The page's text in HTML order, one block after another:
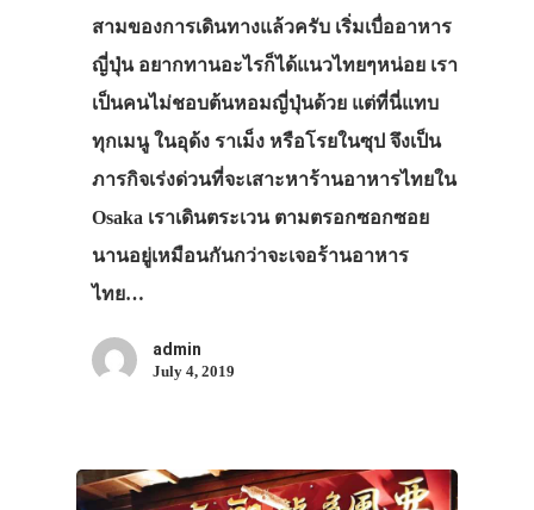
สามของการเดินทางแล้วครับ เริ่มเบื่ออาหาร
ญี่ปุ่น อยากทานอะไรก็ได้แนวไทยๆหน่อย เรา
เป็นคนไม่ชอบต้นหอมญี่ปุ่นด้วย แต่ที่นี่แทบ
ทุกเมนู ในอุด้ง ราเม็ง หรือโรยในซุป จึงเป็น
ภารกิจเร่งด่วนที่จะเสาะหาร้านอาหารไทยใน
Osaka เราเดินตระเวน ตามตรอกซอกซอย
นานอยู่เหมือนกันกว่าจะเจอร้านอาหาร
ไทย…
admin
July 4, 2019